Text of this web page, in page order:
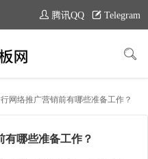
腾讯QQ Telegram
网络推广营销前有哪些准备工作？
有哪些准备工作？